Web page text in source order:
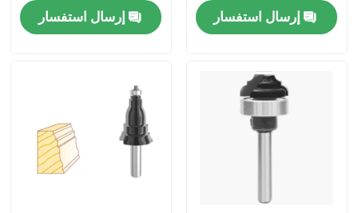
الصفحة الرئيسية
إرسال استفسار
إرسال استفسار